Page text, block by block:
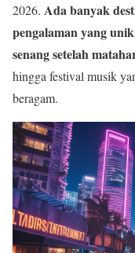
2026. Ada banyak
pengalaman yang
senang setelah
hingga festival musik
beragam.